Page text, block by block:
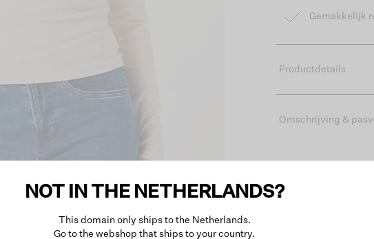
Gemakkelijk
Productdetails
Omschrijving &
NOT IN THE NETHERLANDS?
This domain only ships to the Netherlands.
Go to the webshop that ships to your country.